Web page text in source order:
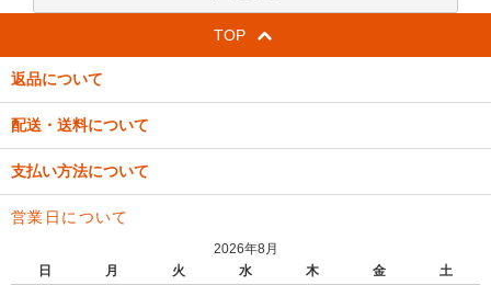
TOP
返品について
配送・送料について
支払い方法について
営業日について
2026年8月
日
月 火 水 木 金
土